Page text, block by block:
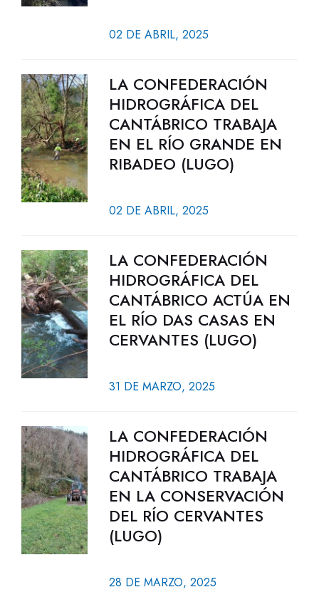
02 DE ABRIL, 2025
LA CONFEDERACIÓN
HIDROGRÁFICA DEL
CANTÁBRICO TRABAJA
EN EL RÍO GRANDE EN
RIBADEO (LUGO)
02 DE ABRIL, 2025
LA CONFEDERACIÓN
HIDROGRÁFICA DEL
CANTÁBRICO ACTÚA EN
EL RÍO DAS CASAS EN
CERVANTES (LUGO)
31 DE MARZO, 2025
LA CONFEDERACIÓN
HIDROGRÁFICA DEL
CANTÁBRICO TRABAJA
EN LA CONSERVACIÓN
DEL RÍO CERVANTES
(LUGO)
28 DE MARZO, 2025